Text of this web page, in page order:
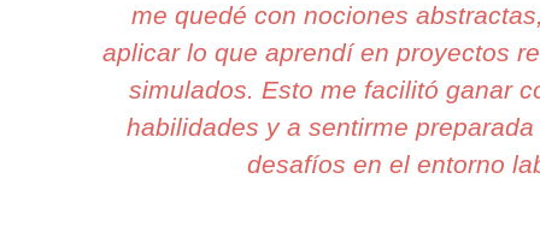
me quedé con nociones
aplicar lo que aprendí en proyectos
simulados. Esto me facilitó ganar
habilidades y a sentirme
desafíos en el entorno